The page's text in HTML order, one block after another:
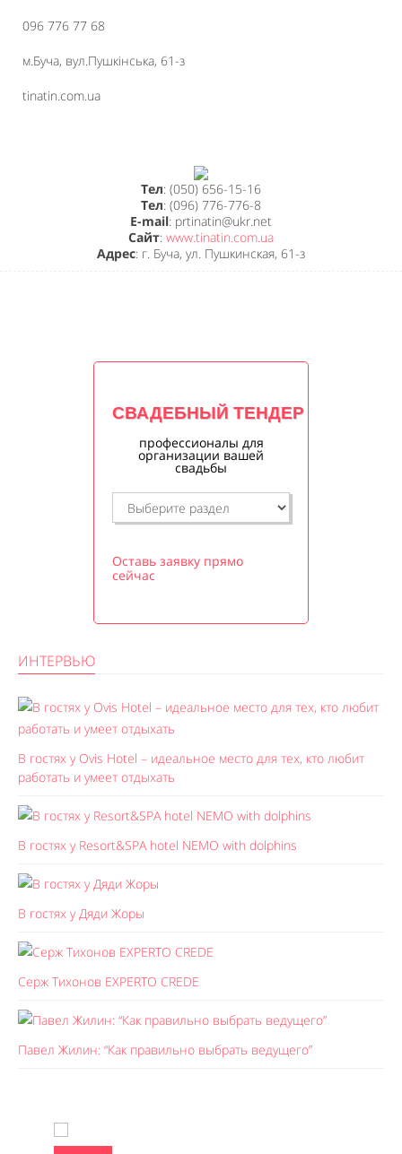
096 776 77 68
м.Буча, вул.Пушкінська, 61-з
tinatin.com.ua
Тел: (050) 656-15-16
Тел: (096) 776-776-8
E-mail: prtinatin@ukr.net
Сайт: www.tinatin.com.ua
Адрес: г. Буча, ул. Пушкинская, 61-з
СВАДЕБНЫЙ ТЕНДЕР
профессионалы для
организации вашей
свадьбы
Оставь заявку прямо
сейчас
ИНТЕРВЬЮ
В гостях у Ovis Hotel – идеальное место для тех, кто любит
работать и умеет отдыхать
В гостях у Resort&SPA hotel NEMO with dolphins
В гостях у Дяди Жоры
Серж Тихонов EXPERTO CREDE
Павел Жилин: “Как правильно выбрать ведущего”